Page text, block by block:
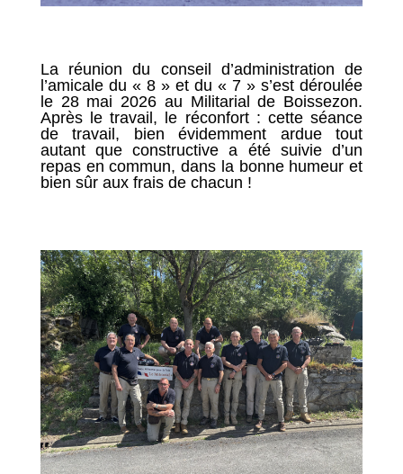
La réunion du conseil d’administration de
l’amicale du « 8 » et du « 7 » s’est déroulée
le 28 mai 2026 au Militarial de Boissezon.
Après le travail, le réconfort : cette séance
de travail, bien évidemment ardue tout
autant que constructive a été suivie d’un
repas en commun, dans la bonne humeur et
bien sûr aux frais de chacun !